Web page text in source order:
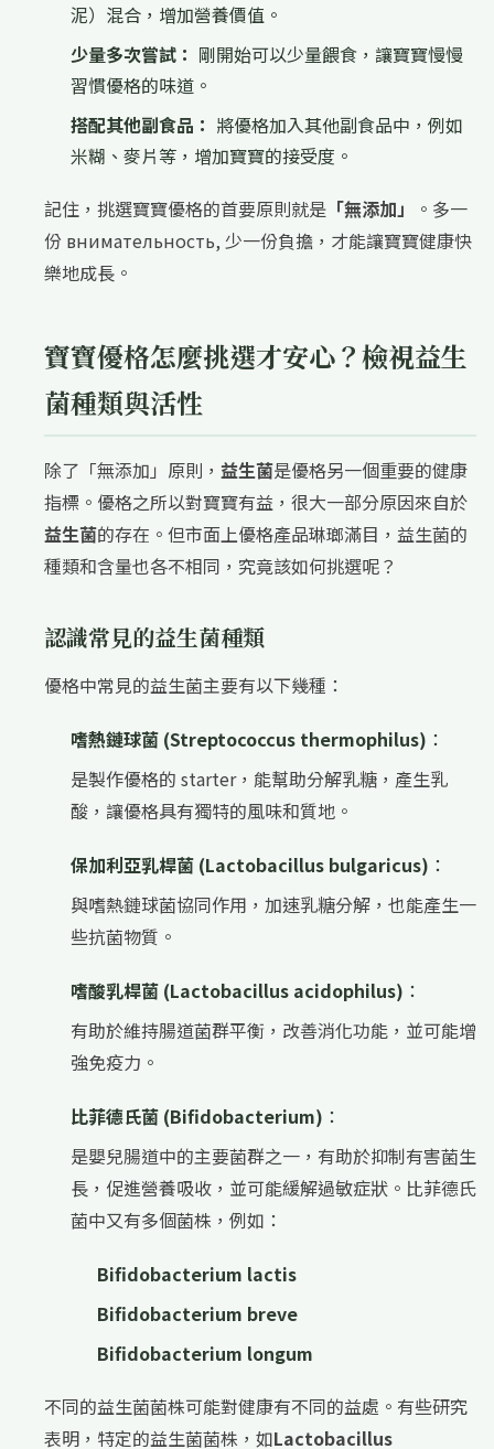
泥）混合，增加營養價值。
少量多次嘗試： 剛開始可以少量餵食，讓寶寶慢慢
習慣優格的味道。
搭配其他副食品： 將優格加入其他副食品中，例如
米糊、麥片等，增加寶寶的接受度。
記住，挑選寶寶優格的首要原則就是 「無添加」
。多一
份 внимательность, 少一份負擔，才能讓寶寶健康快
樂地成長。
寶寶優格怎麼挑選才安心？檢視益生
菌種類與活性
除了「無添加」原則， 益生菌是優格另一個重要的健康
指標。優格之所以對寶寶有益，很大一部分原因來自於
益生菌的存在。但市面上優格產品琳瑯滿目，益生菌的
種類和含量也各不相同，究竟該如何挑選呢？
認識常見的益生菌種類
優格中常見的益生菌主要有以下幾種：
嗜熱鏈球菌 (Streptococcus thermophilus) ：
是製作優格的 starter，能幫助分解乳糖，產生乳
酸，讓優格具有獨特的風味和質地。
保加利亞乳桿菌 (Lactobacillus bulgaricus) ：
與嗜熱鏈球菌協同作用，加速乳糖分解，也能產生一
些抗菌物質。
嗜酸乳桿菌 (Lactobacillus acidophilus) ：
有助於維持腸道菌群平衡，改善消化功能，並可能增
強免疫力。
比菲德氏菌 (Bifidobacterium) ：
是嬰兒腸道中的主要菌群之一，有助於抑制有害菌生
長，促進營養吸收，並可能緩解過敏症狀。比菲德氏
菌中又有多個菌株，例如：
Bifidobacterium lactis
Bifidobacterium breve
Bifidobacterium longum
不同的益生菌菌株可能對健康有不同的益處。有些研究
表明，特定的益生菌菌株，如Lactobacillus